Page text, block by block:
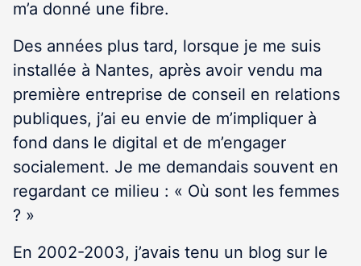
m’a donné une fibre.
Des années plus tard, lorsque je me suis
installée à Nantes, après avoir vendu ma
première entreprise de conseil en relations
publiques, j’ai eu envie de m’impliquer à
fond dans le digital et de m’engager
socialement. Je me demandais souvent en
regardant ce milieu : « Où sont les femmes
? »
En 2002-2003, j’avais tenu un blog sur le